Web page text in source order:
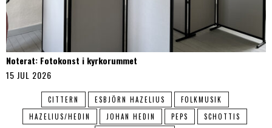
Noterat: Fotokonst i kyrkorummet
15 JUL 2026
CITTERN ESBJÖRN HAZELIUS
FOLKMUSIK
HAZELIUS/HEDIN
JOHAN HEDIN PEPS
SCHOTTIS